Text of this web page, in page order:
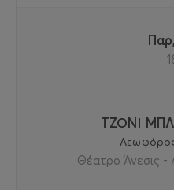
ΤΖΟΝΙ
Λεωφόρος
Θέατρο Άνεσις -